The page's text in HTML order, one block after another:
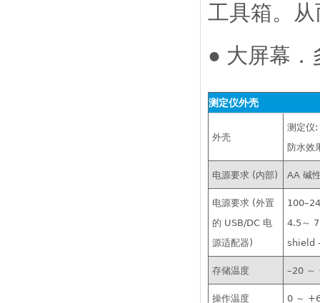
工具箱。
● 大屏幕．
测定仪外壳
外壳
测定仪
防水效
电源要求 (内部) AA 碱
电源要求 (外置
的 USB/DC 电
源适配器)
4.5～
shield
存储温度 –20 ～
操作温度 0 ～